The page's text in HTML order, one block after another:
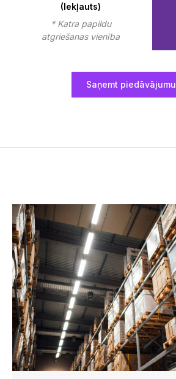
(Iekļauts)
* Katra papildu
atgriešanas vienība
Saņemt piedāvājumu